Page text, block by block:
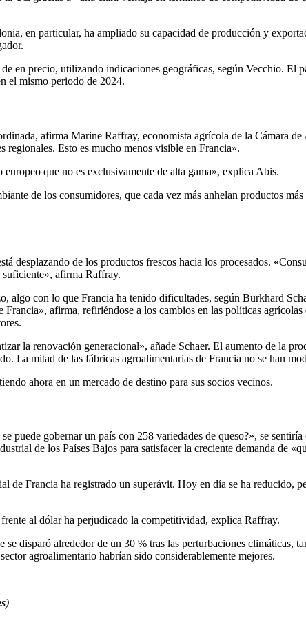
en particular, ha ampliado su capacidad de producción y
en precio, utilizando indicaciones geográficas, según Vecchio. El
el mismo periodo de 2024.
afirma Marine Raffray, economista agrícola de la Cámara
regionales. Esto es mucho menos visible en Francia».
que no es exclusivamente de alta gama», explica Abis.
de los consumidores, que cada vez más anhelan productos
desplazando de los productos frescos hacia los procesados.
suficiente», afirma Raffray.
con lo que Francia ha tenido dificultades, según Burkhard
afirma, refiriéndose a los cambios en las políticas agrícolas
la renovación generacional», añade Schaer. El aumento de la
La mitad de las fábricas agroalimentarias de Francia no se han
ahora en un mercado de destino para sus socios vecinos.
puede gobernar un país con 258 variedades de queso?», se
de los Países Bajos para satisfacer la creciente demanda de
Francia ha registrado un superávit. Hoy en día se ha reducido,
al dólar ha perjudicado la competitividad, explica Raffray.
disparó alrededor de un 30 % tras las perturbaciones climáticas,
agroalimentario habrían sido considerablemente mejores.
)